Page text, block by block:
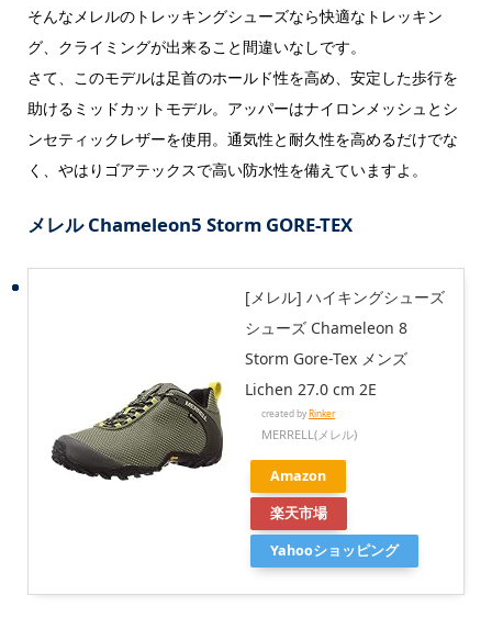
そんなメレルのトレッキングシューズなら快適なトレッキン
グ、クライミングが出来ること間違いなしです。
さて、このモデルは足首のホールド性を高め、安定した歩行を
助けるミッドカットモデル。アッパーはナイロンメッシュとシ
ンセティックレザーを使用。通気性と耐久性を高めるだけでな
く、やはりゴアテックスで高い防水性を備えていますよ。
メレル Chameleon5 Storm GORE-TEX
[メレル] ハイキングシューズ
シューズ Chameleon 8
Storm Gore-Tex メンズ
Lichen 27.0 cm 2E
created byRinker
MERRELL(メレル)
Amazon
楽天市場
Yahooショッピング